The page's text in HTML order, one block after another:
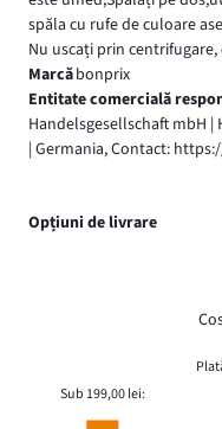
spăla cu rufe de culoare
Nu uscați prin centrifugare,
Marcăbonprix
Entitate comercială
Handelsgesellschaft mbH |
| Germania, Contact:
Opțiuni de livrare
Sub 199,00 lei: